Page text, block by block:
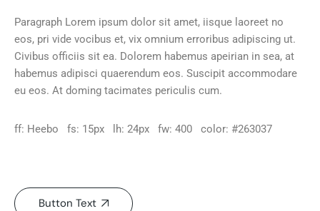
Paragraph Lorem ipsum dolor sit amet, iisque laoreet no
eos, pri vide vocibus et, vix omnium erroribus adipiscing ut.
Civibus officiis sit ea. Dolorem habemus apeirian in sea, at
habemus adipisci quaerendum eos. Suscipit accommodare
eu eos. At doming tacimates periculis cum.
ff: Heebo fs: 15px lh: 24px fw: 400 color: #263037
Button Text